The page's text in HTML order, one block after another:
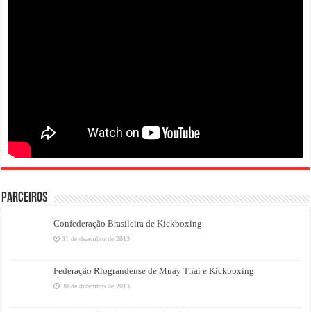
PARCEIROS
Confederação Brasileira de Kickboxing
31 de dezembro de 2013
Federação Riograndense de Muay Thai e Kickboxing
30 de dezembro de 2013